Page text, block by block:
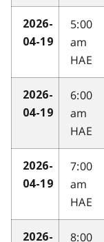
2026-
04-19
5:00
am
HAE
2026-
04-19
6:00
am
HAE
2026-
04-19
7:00
am
HAE
2026-
8:00